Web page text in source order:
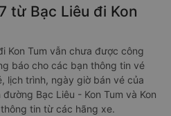
từ Bạc Liêu đi Kon
Kon Tum vẫn chưa được công
báo cho các bạn thông tin vé
lịch trình, ngày giờ bán vé của
Bạc Liêu - Kon Tum và Kon
tin từ các hãng xe.